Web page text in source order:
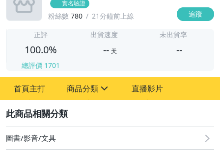
實名驗證
粉絲數 780 21分鐘前上線 追蹤
正評
100.0%
總評價 1701
出貨速度
-- 天
未出貨率
--
首頁主打 商品分類
其它
直播影片
圖書/影音/文具